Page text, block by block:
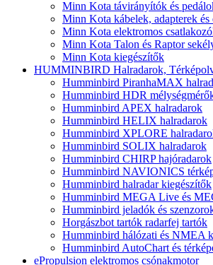
Minn Kota távirányítók és
Minn Kota kábelek, adapterek és
Minn Kota elektromos
Minn Kota Talon és Raptor
Minn Kota kiegészítők
HUMMINBIRD Halradarok,
Humminbird PiranhaMAX
Humminbird HDR
Humminbird APEX halradarok
Humminbird HELIX halradarok
Humminbird XPLORE
Humminbird SOLIX halradarok
Humminbird CHIRP hajóradarok
Humminbird NAVIONICS
Humminbird halradar kiegészítők
Humminbird MEGA Live és
Humminbird jeladók és
Horgászbot tartók radarfej tartók
Humminbird hálózati és NMEA
Humminbird AutoChart és
ePropulsion elektromos csónakmotor